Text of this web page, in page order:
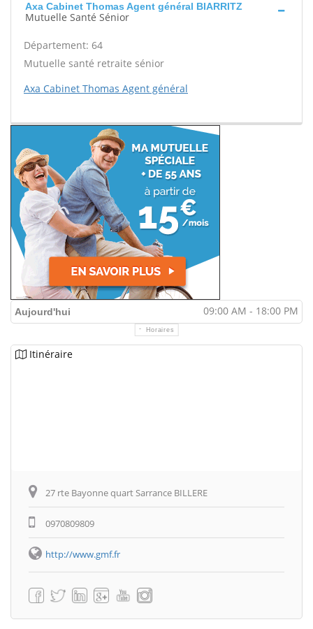
Axa Cabinet Thomas Agent général BIARRITZ
Mutuelle Santé Sénior
Département: 64
Mutuelle santé retraite sénior
Axa Cabinet Thomas Agent général
Aujourd'hui 09:00 AM - 18:00 PM
Horaires
Itinéraire
27 rte Bayonne quart Sarrance BILLERE
0970809809
http://www.gmf.fr